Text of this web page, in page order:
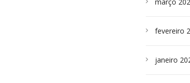
fevereiro
janeiro